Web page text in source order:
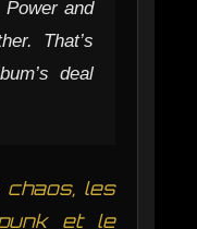
and
That’s
deal
les
et le